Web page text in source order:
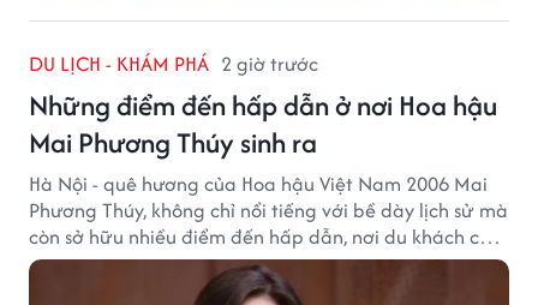
DU LỊCH - KHÁM PHÁ 2 giờ trước
Những điểm đến hấp dẫn ở nơi Hoa hậu
Mai Phương Thúy sinh ra
Hà Nội - quê hương của Hoa hậu Việt Nam 2006 Mai
Phương Thúy, không chỉ nổi tiếng với bề dày lịch sử mà
còn sở hữu nhiều điểm đến hấp dẫn, nơi du khách có
thể cảm nhận trọn vẹn vẻ đẹp cổ kính xen lẫn nhịp
sống hiện đại của Thủ đô.